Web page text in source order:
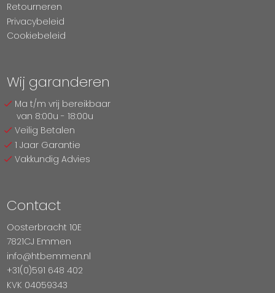
Retourneren
Privacybeleid
Cookiebeleid
Wij garanderen
Ma t/m vrij bereikbaar
van 8:00u - 18:00u
Veilig Betalen
1 Jaar Garantie
Vakkundig Advies
Contact
Oosterbracht 10E
7821CJ Emmen
info@htbemmen.nl
+31(0)591 648 402
KVK 04059343